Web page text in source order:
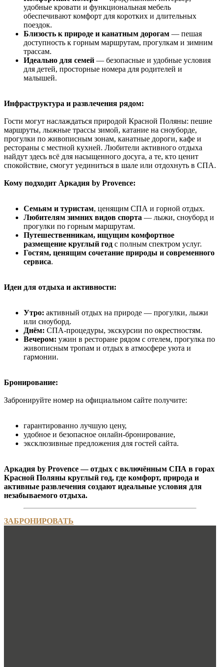
удобные кровати и функциональная мебель
обеспечивают комфорт для коротких и длительных
поездок.
Близость к природе и канатным дорогам — пешая
доступность к горным маршрутам, прогулкам и зимним
трассам.
Идеально для семей — безопасные и удобные условия
для детей, просторные номера для родителей и
малышей.
Инфраструктура и развлечения рядом:
Гости могут наслаждаться природой Красной Поляны: пешие
маршруты, лыжные трассы зимой, катание на сноуборде,
прогулки по живописным зонам, канатные дороги, кафе и
рестораны с местной кухней. Любители активного отдыха
найдут здесь всё для насыщенного досуга, а те, кто ценит
спокойствие, смогут уединиться в шале или отдохнуть в СПА.
Кому подходит Аркадия by Provence:
Семьям и туристам, ценящим СПА и горной отдых.
Любителям зимних видов спорта — лыжи, сноуборд и
прогулки по горным маршрутам.
Путешественникам, ищущим комфортное
размещение круглый год с полным спектром услуг.
Гостям, ценящим сочетание природы и современного
сервиса.
Идеи для отдыха и активности:
Утро: активный отдых на природе — прогулки, лыжи
или сноуборд.
Днём: СПА-процедуры, экскурсии по окрестностям.
Вечером: ужин в ресторане рядом с отелем, прогулка по
живописным тропам и отдых в атмосфере уюта и
гармонии.
Бронирование:
Забронируйте номер на официальном сайте получите:
гарантированно лучшую цену,
удобное и безопасное онлайн-бронирование,
эксклюзивные предложения для гостей сайта.
Аркадия by Provence — отдых с включённым СПА в горах
Красной Поляны круглый год, где комфорт, природа и
активные развлечения создают идеальные условия для
незабываемого отдыха.
ЗАБРОНИРОВАТЬ